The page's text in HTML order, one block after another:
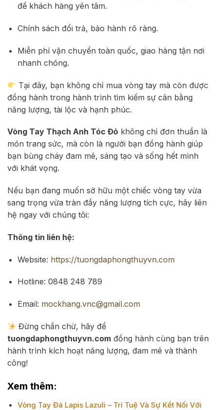
để khách hàng yên tâm.
Chính sách đổi trả, bảo hành rõ ràng.
Miễn phí vận chuyển toàn quốc, giao hàng tận nơi
nhanh chóng.
Tại đây, bạn không chỉ mua vòng tay mà còn được
đồng hành trong hành trình tìm kiếm sự cân bằng
năng lượng, tài lộc và hạnh phúc.
Vòng Tay Thạch Anh Tóc Đỏ không chỉ đơn thuần là
món trang sức, mà còn là người bạn đồng hành giúp
bạn bùng cháy đam mê, sáng tạo và sống hết mình
với khát vọng.
Nếu bạn đang muốn sở hữu một chiếc vòng tay vừa
sang trọng vừa tràn đầy năng lượng tích cực, hãy liên
hệ ngay với chúng tôi:
Thông tin liên hệ:
Website: https://tuongdaphongthuyvn.com
Hotline: 0848 248 789
Email: mockhang.vnc@gmail.com
Đừng chần chừ, hãy để
tuongdaphongthuyvn.com đồng hành cùng bạn trên
hành trình kích hoạt năng lượng, đam mê và thành
công!
Xem thêm:
Vòng Tay Đá Lapis Lazuli – Trí Tuệ Và Sự Kết Nối Với